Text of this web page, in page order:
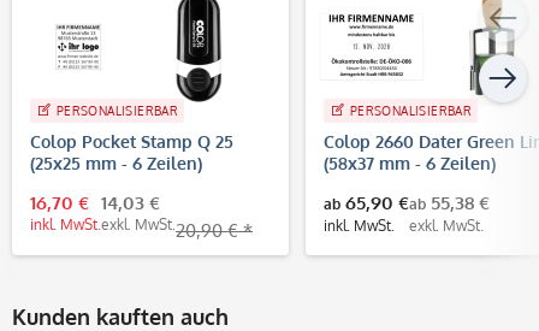
PERSONALISIERBAR
Colop Pocket Stamp Q 25
(25x25 mm - 6 Zeilen)
16,70 €
inkl. MwSt.
14,03 €
exkl. MwSt. 20,90 € *
PERSONALISIERBAR
Colop 2660 Dater Green
(58x37 mm - 6 Zeilen)
ab 65,90 €
inkl. MwSt.
ab 55,38 €
exkl. MwSt.
Kunden kauften auch